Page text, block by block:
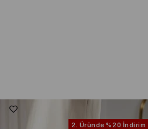
2. Üründe%20 İndirim